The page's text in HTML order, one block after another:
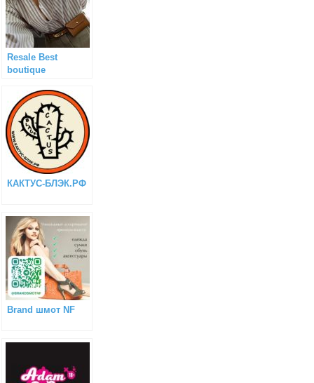
Resale Best
boutique
КАКТУС-БЛЭК.РФ
Brаnd шмот NF